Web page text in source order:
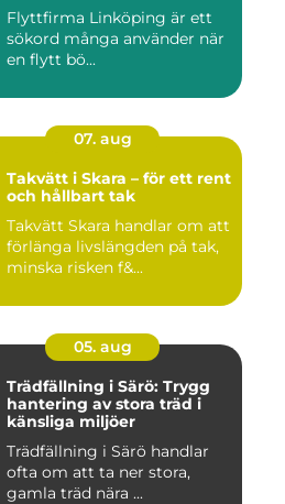
Flyttfirma Linköping är ett
sökord många använder när
en flytt bö...
07. aug
Takvätt i Skara – för ett rent
och hållbart tak
Takvätt Skara handlar om att
förlänga livslängden på tak,
minska risken f&...
05. aug
Trädfällning i Särö: Trygg
hantering av stora träd i
känsliga miljöer
Trädfällning i Särö handlar
ofta om att ta ner stora,
gamla träd nära ...